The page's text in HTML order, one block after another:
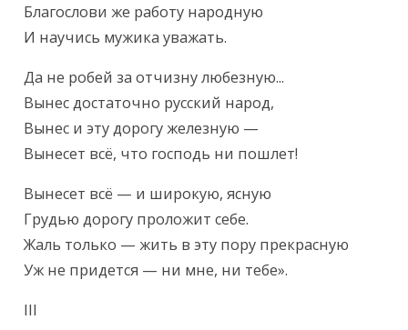
Благослови же работу народную
И научись мужика уважать.
Да не робей за отчизну любезную...
Вынес достаточно русский народ,
Вынес и эту дорогу железную —
Вынесет всё, что господь ни пошлет!
Вынесет всё — и широкую, ясную
Грудью дорогу проложит себе.
Жаль только — жить в эту пору прекрасную
Уж не придется — ни мне, ни тебе».
III